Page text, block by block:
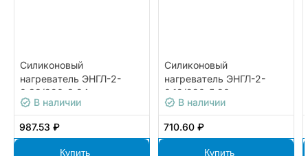
Силиконовый
нагреватель ЭНГЛ-2-
0,33/220-8,24
В наличии
987.53 ₽
Купить
Силиконовый
нагреватель ЭНГЛ-2-
0,12/220-5,90
В наличии
710.60 ₽
Купить